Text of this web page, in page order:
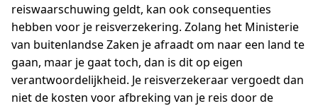
reiswaarschuwing geldt, kan ook consequenties
hebben voor je reisverzekering. Zolang het Ministerie
van buitenlandse Zaken je afraadt om naar een land te
gaan, maar je gaat toch, dan is dit op eigen
verantwoordelijkheid. Je reisverzekeraar vergoedt dan
niet de kosten voor afbreking van je reis door de